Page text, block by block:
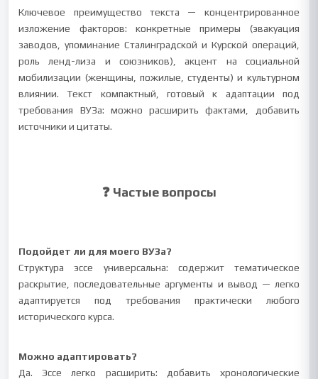
Ключевое преимущество текста — концентрированное
изложение факторов: конкретные примеры (эвакуация
заводов, упоминание Сталинградской и Курской операций,
роль ленд-лиза и союзников), акцент на социальной
мобилизации (женщины, пожилые, студенты) и культурном
влиянии. Текст компактный, готовый к адаптации под
требования ВУЗа: можно расширить фактами, добавить
источники и цитаты.
❓ Частые вопросы
Подойдет ли для моего ВУЗа?
Структура эссе универсальна: содержит тематическое
раскрытие, последовательные аргументы и вывод — легко
адаптируется под требования практически любого
исторического курса.
Можно адаптировать?
Да. Эссе легко расширить: добавить хронологические